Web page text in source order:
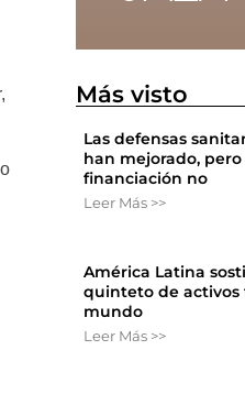
Más visto
Las defensas
han mejorado, pero
financiación no
Leer Más >>
América Latina
quinteto de activos
mundo
Leer Más >>